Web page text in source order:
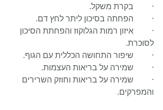
·         בקרת משקל.
·         הפחתה בסיכון ליתר לחץ דם.
·         איזון רמות הגלוקוז והפחתת הסיכון
לסוכרת.
·         שיפור התחושה הכללית עם הגוף.
·         שמירה על בריאות העצמות.
·         שמירה על בריאות וחוזק השרירים
והמפרקים.